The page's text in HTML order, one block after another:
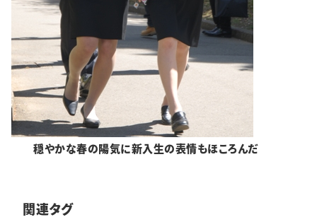
穏やかな春の陽気に新入生の表情もほころんだ
関連タグ